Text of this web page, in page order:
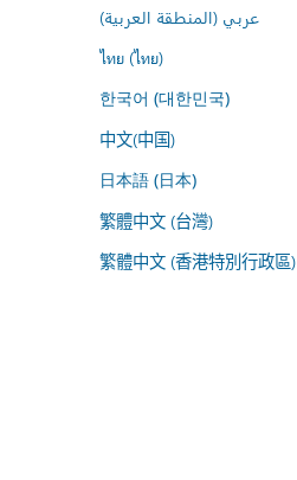
عربي (المنطقة العربية)
ไทย (ไทย)
한국어 (대한민국)
中文(中国)
日本語 (日本)
繁體中文 (台灣)
繁體中文 (香港特別行政區)